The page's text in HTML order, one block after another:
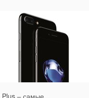
– самые...